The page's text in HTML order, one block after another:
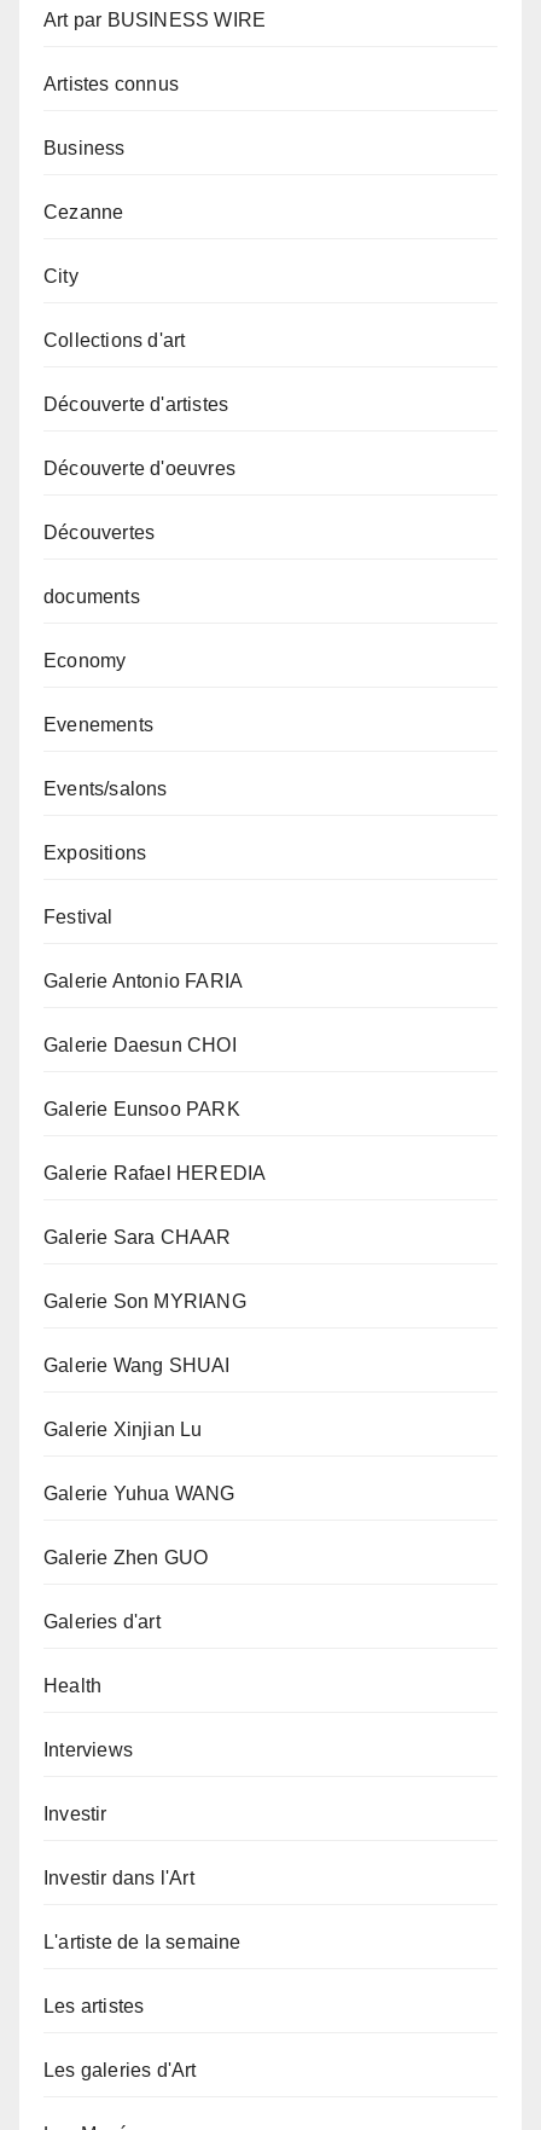
Art par BUSINESS WIRE
Artistes connus
Business
Cezanne
City
Collections d'art
Découverte d'artistes
Découverte d'oeuvres
Découvertes
documents
Economy
Evenements
Events/salons
Expositions
Festival
Galerie Antonio FARIA
Galerie Daesun CHOI
Galerie Eunsoo PARK
Galerie Rafael HEREDIA
Galerie Sara CHAAR
Galerie Son MYRIANG
Galerie Wang SHUAI
Galerie Xinjian Lu
Galerie Yuhua WANG
Galerie Zhen GUO
Galeries d'art
Health
Interviews
Investir
Investir dans l'Art
L'artiste de la semaine
Les artistes
Les galeries d'Art